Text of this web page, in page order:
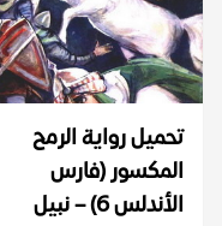
تحميل رواية الرمح
المكسور (فارس
الأندلس 6) – نبيل